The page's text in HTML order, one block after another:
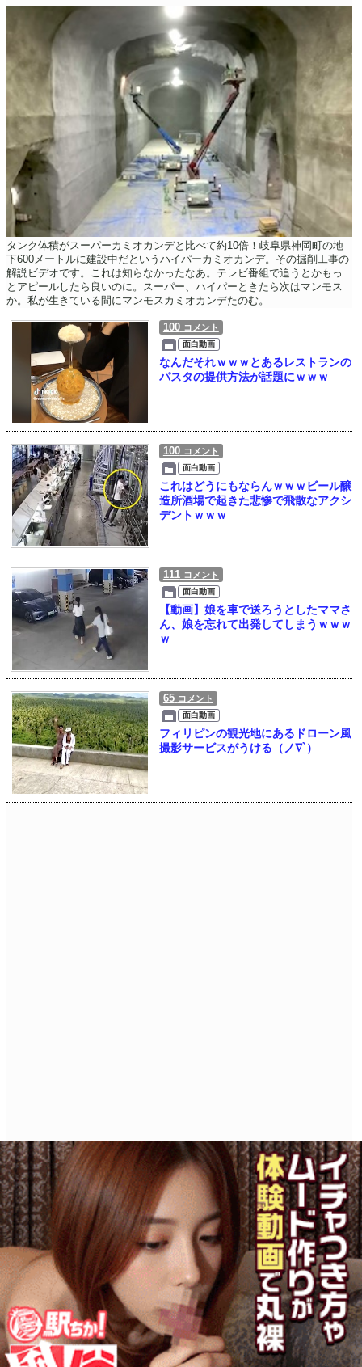
タンク体積がスーパーカミオカンデと比べて約10倍！岐阜県神岡町の地
下600メートルに建設中だというハイパーカミオカンデ。その掘削工事の
解説ビデオです。これは知らなかったなあ。テレビ番組で追うとかもっ
とアピールしたら良いのに。スーパー、ハイパーときたら次はマンモス
か。私が生きている間にマンモスカミオカンデたのむ。
100 コメント
面白動画
なんだそれｗｗｗとあるレストランの
パスタの提供方法が話題にｗｗｗ
100 コメント
面白動画
これはどうにもならんｗｗｗビール醸
造所酒場で起きた悲惨で飛散なアクシ
デントｗｗｗ
111 コメント
面白動画
【動画】娘を車で送ろうとしたママさ
ん、娘を忘れて出発してしまうｗｗｗ
ｗ
65 コメント
面白動画
フィリピンの観光地にあるドローン風
撮影サービスがうける（ノ∇`）